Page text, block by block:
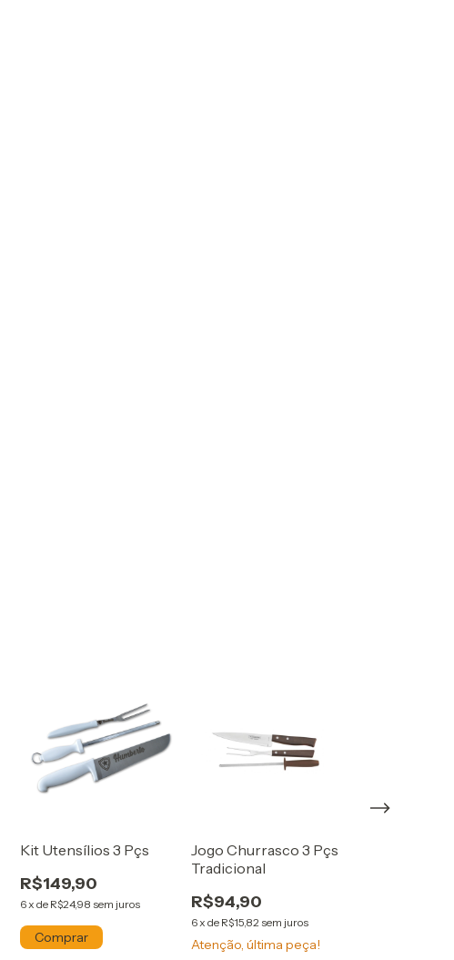
Kit Utensílios 3 Pçs
R$149,90
6xde R$24,98 sem juros
Jogo Churrasco 3 Pçs
Tradicional
R$94,90
6x de R$15,82 sem juros
Atenção, última peça!